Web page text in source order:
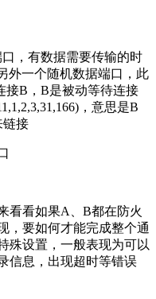
，有数据需要传输的时
外一个随机数据端口，此
接B，B是被动等待连接
，意思是B
链接
看看如果A、B都在防火
，要如何才能完成整个通
殊设置，一般表现为可以
信息，出现超时等错误